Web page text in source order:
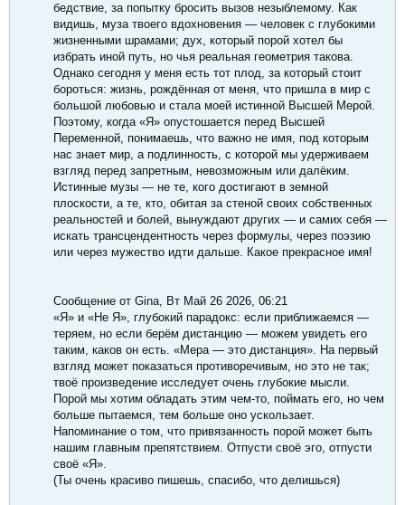
бедствие, за попытку бросить вызов незыблемому. Как
видишь, муза твоего вдохновения — человек с глубокими
жизненными шрамами; дух, который порой хотел бы
избрать иной путь, но чья реальная геометрия такова.
Однако сегодня у меня есть тот плод, за который стоит
бороться: жизнь, рождённая от меня, что пришла в мир с
большой любовью и стала моей истинной Высшей Мерой.
Поэтому, когда «Я» опустошается перед Высшей
Переменной, понимаешь, что важно не имя, под которым
нас знает мир, а подлинность, с которой мы удерживаем
взгляд перед запретным, невозможным или далёким.
Истинные музы — не те, кого достигают в земной
плоскости, а те, кто, обитая за стеной своих собственных
реальностей и болей, вынуждают других — и самих себя —
искать трансцендентность через формулы, через поэзию
или через мужество идти дальше. Какое прекрасное имя!
Сообщение от Gina, Вт Май 26 2026, 06:21
«Я» и «Не Я», глубокий парадокс: если приближаемся —
теряем, но если берём дистанцию — можем увидеть его
таким, каков он есть. «Мера — это дистанция». На первый
взгляд может показаться противоречивым, но это не так;
твоё произведение исследует очень глубокие мысли.
Порой мы хотим обладать этим чем-то, поймать его, но чем
больше пытаемся, тем больше оно ускользает.
Напоминание о том, что привязанность порой может быть
нашим главным препятствием. Отпусти своё эго, отпусти
своё «Я».
(Ты очень красиво пишешь, спасибо, что делишься)